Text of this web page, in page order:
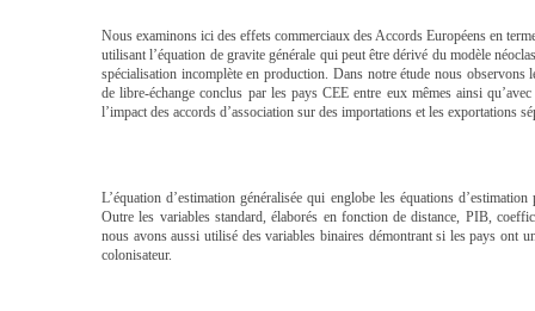
Nous examinons ici des effets commerciaux des Accords Européens en
utilisant l’équation de gravite générale qui peut être dérivé du modèle
spécialisation incomplète en production. Dans notre étude nous
de libre-échange conclus par les pays CEE entre eux mêmes ainsi
l’impact des accords d’association sur des importations et les exportations
L’équation d’estimation généralisée qui englobe les équations
Outre les variables standard, élaborés en fonction de distance, PIB,
nous avons aussi utilisé des variables binaires démontrant si les pays ont
colonisateur.